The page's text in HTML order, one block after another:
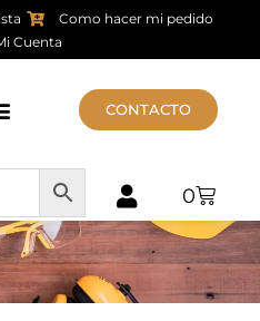
Como hacer mi pedido
Cuenta
CONTACTO
0